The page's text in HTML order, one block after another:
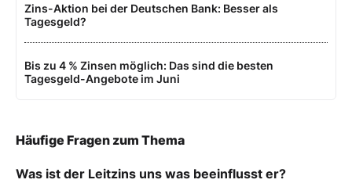
Zins-Aktion bei der Deutschen Bank: Besser als
Tagesgeld?
Bis zu 4 % Zinsen möglich: Das sind die besten
Tagesgeld-Angebote im Juni
Häufige Fragen zum Thema
Was ist der Leitzins uns was beeinflusst er?